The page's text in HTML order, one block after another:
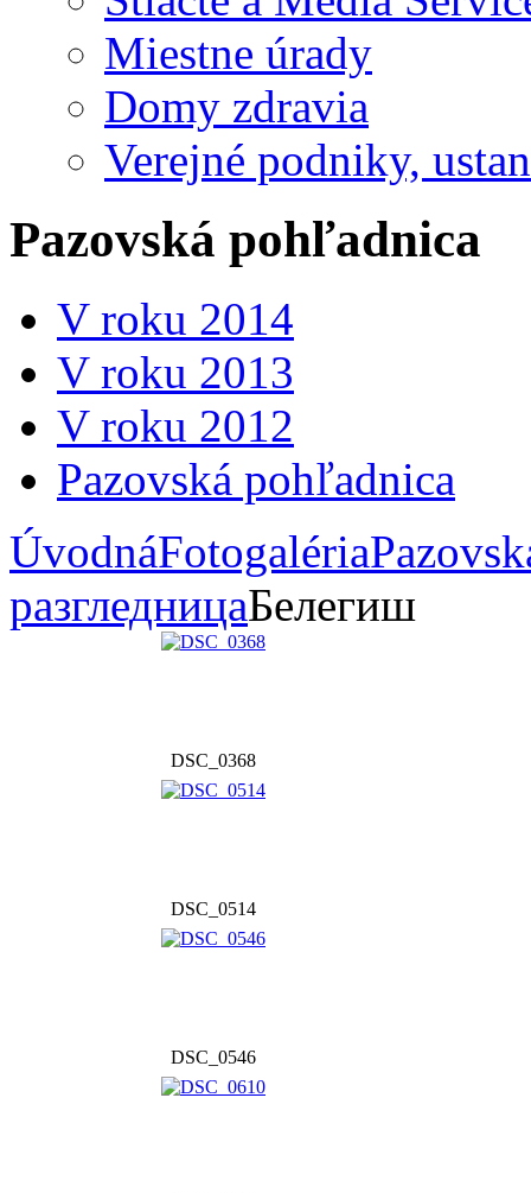
Miestne úrady
Domy zdravia
Verejné podniky,
Pazovská pohľadnica
V roku 2014
V roku 2013
V roku 2012
Pazovská pohľadnica
ÚvodnáFotogaléria
разгледницаБелегиш
DSC_0368
DSC_0514
DSC_0546